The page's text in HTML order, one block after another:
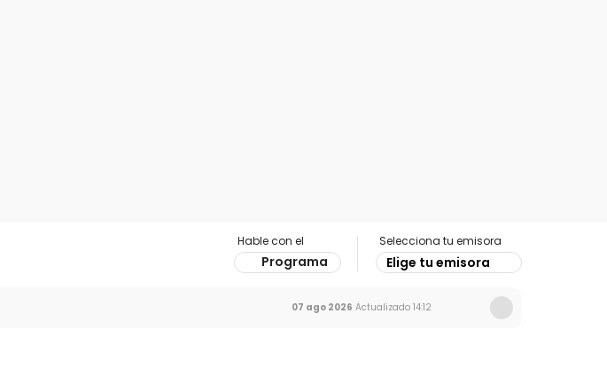
Hable con el
Programa
Selecciona tu emisora
Elige tu emisora
07 ago 2026 Actualizado 14:12